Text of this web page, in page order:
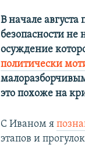
В начале
безопасности
осуждение
политически
это похоже на
С Иваном я
этапов и